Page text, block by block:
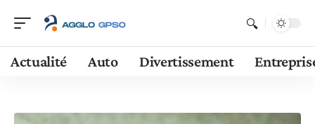
Actualité Auto Divertissement